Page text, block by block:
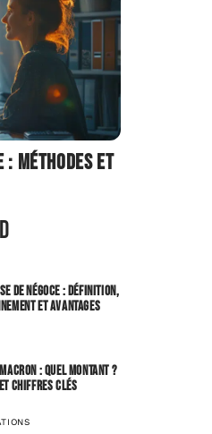
: méthodes et
de négoce : définition,
et avantages
: quel montant ?
chiffres clés